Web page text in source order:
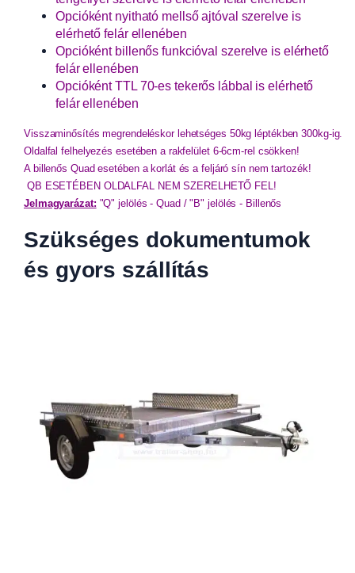
Opcióként nyitható mellső ajtóval szerelve is
elérhető felár ellenében
Opcióként billenős funkcióval szerelve is elérhető
felár ellenében
Opcióként TTL 70-es tekerős lábbal is elérhető
felár ellenében
Visszaminősítés megrendeléskor lehetséges 50kg léptékben 300kg-ig.
Oldalfal felhelyezés esetében a rakfelület 6-6cm-rel csökken!
A billenős Quad esetében a korlát és a feljáró sín nem tartozék!
Jelmagyarázat: "Q" jelölés - Quad / "B" jelölés - Billenős
Szükséges dokumentumok
és gyors szállítás